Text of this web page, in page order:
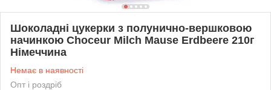
Шоколадні цукерки з полунично-вершковою
начинкою Choceur Milch Mause Erdbeere 210г
Німеччина
Немає в наявності
Опт і роздріб